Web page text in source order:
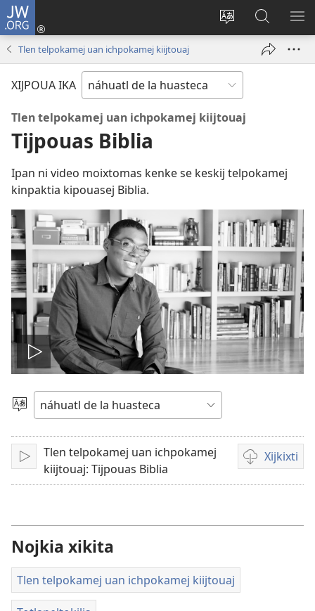
JW.ORG
Xijpatili
tlen
tijneki
ma
nesi
Xijpeualti
nikaj
window)
Xijtemo
ipan
JW.ORG
MA
Tlen telpokamej uan ichpokamej kiijtouaj
XIJPOUA IKA
Tlen telpokamej uan ichpokamej kiijtouaj
Tijpouas Biblia
Ipan ni video moixtomas kenke se keskij telpokamej
kinpaktia kipouasej Biblia.
Play
video
Xijtlapejpeni
tlake
tlajtoli
Ma
peua
Tlen telpokamej uan ichpokamej
kiijtouaj: Tijpouas Biblia
Xijkixti
Opciones
de
Nojkia xikita
Tlen telpokamej uan ichpokamej kiijtouaj